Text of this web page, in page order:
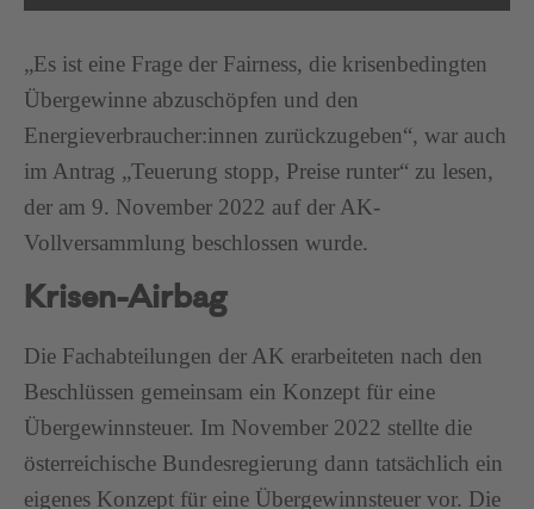
„Es ist eine Frage der Fairness, die krisenbedingten
Übergewinne abzuschöpfen und den
Energieverbraucher:innen zurückzugeben“, war auch
im Antrag „Teuerung stopp, Preise runter“ zu lesen,
der am 9. November 2022 auf der AK-
Vollversammlung beschlossen wurde.
Krisen-Airbag
Die Fachabteilungen der AK erarbeiteten nach den
Beschlüssen gemeinsam ein Konzept für eine
Übergewinnsteuer. Im November 2022 stellte die
österreichische Bundesregierung dann tatsächlich ein
eigenes Konzept für eine Übergewinnsteuer vor. Die